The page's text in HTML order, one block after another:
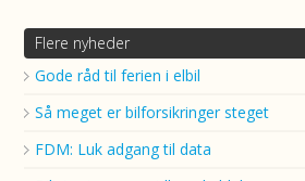
Flere nyheder
Gode råd til ferien i elbil
Så meget er bilforsikringer steget
FDM: Luk adgang til data